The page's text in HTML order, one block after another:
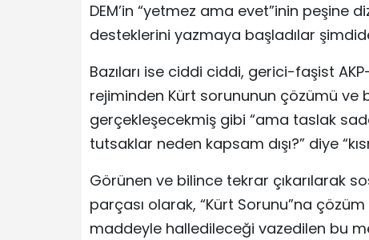
DEM’in “yetmez ama evet”inin peşine
desteklerini yazmaya başladılar
Bazıları ise ciddi ciddi, gerici-faşist
rejiminden Kürt sorununun çözümü
gerçekleşecekmiş gibi “ama taslak
tutsaklar neden kapsam dışı?” diye
Görünen ve bilince tekrar çıkarılarak
parçası olarak, “Kürt Sorunu”na
maddeyle halledileceği vazedilen bu